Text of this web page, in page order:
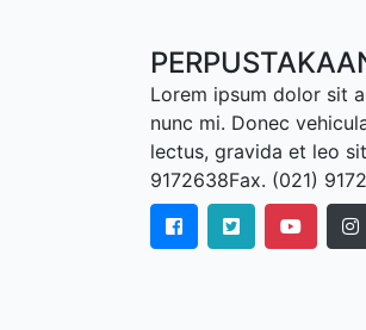
Lorem ipsum dolor sit
nunc mi. Donec
lectus, gravida et leo
9172638Fax. (021)